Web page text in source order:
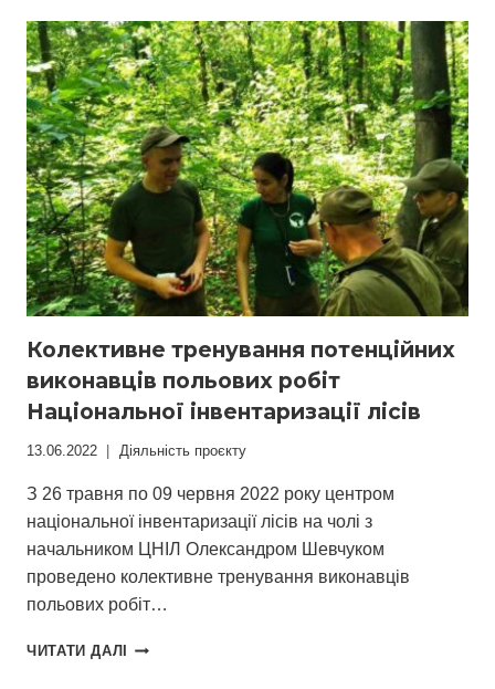
ПОДАЛЬШЕ
ВПРОВАДЖЕННЯ
CТАЛОГО
ЛІСОВОГО
ГОСПОДАРСТВА
В
УКРАЇНІ
Колективне тренування потенційних
виконавців польових робіт
Національної інвентаризації лісів
13.06.2022 Діяльність проєкту
З 26 травня по 09 червня 2022 року центром
національної інвентаризації лісів на чолі з
начальником ЦНІЛ Олександром Шевчуком
проведено колективне тренування виконавців
польових робіт…
ЧИТАТИ ДАЛІ
КОЛЕКТИВНЕ